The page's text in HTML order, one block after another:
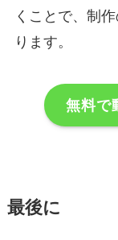
くことで、制
ります。
無料で
最後に